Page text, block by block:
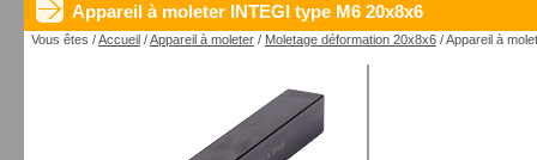
Appareil à moleter INTEGI type M6 20x8x6
Vous êtes /Accueil/Appareil à moleter/ Moletage déformation 20x8x6/ Appareil à